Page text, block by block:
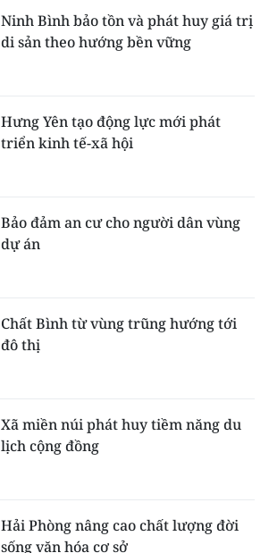
Ninh Bình bảo tồn và phát huy giá trị
di sản theo hướng bền vững
Hưng Yên tạo động lực mới phát
triển kinh tế-xã hội
Bảo đảm an cư cho người dân vùng
dự án
Chất Bình từ vùng trũng hướng tới
đô thị
Xã miền núi phát huy tiềm năng du
lịch cộng đồng
Hải Phòng nâng cao chất lượng đời
sống văn hóa cơ sở